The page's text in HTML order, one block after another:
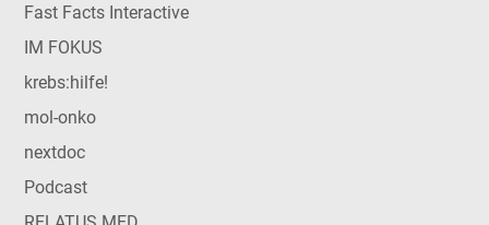
Fast Facts Interactive
IM FOKUS
krebs:hilfe!
mol-onko
nextdoc
Podcast